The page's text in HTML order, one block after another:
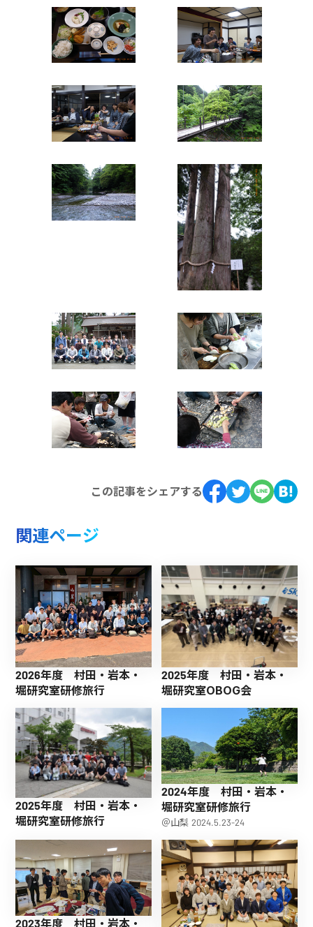
この記事をシェアする
関連ページ
2026年度 村田・岩本・
堀研究室研修旅行
2025年度 村田・岩本・
堀研究室OBOG会
2025年度 村田・岩本・
堀研究室研修旅行
2024年度 村田・岩本・
堀研究室研修旅行
＠山梨 2024.5.23-24
2023年度 村田・岩本・